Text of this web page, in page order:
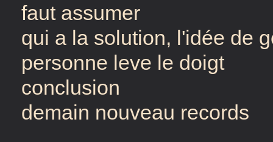
faut assumer
qui a la solution, l'idée de
personne leve le doigt
conclusion
demain nouveau records